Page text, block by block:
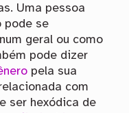
Uma pessoa
pode se
geral ou como
pode dizer
pela sua
com
ser hexódica de